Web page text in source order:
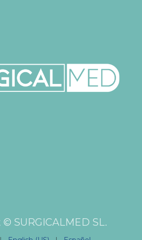
SURGICALMED SL.
puedo ayudarte hoy? 😊